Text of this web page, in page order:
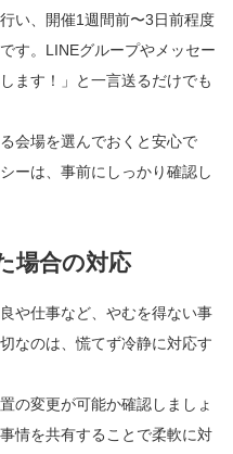
い、開催1週間前〜3日前程度
す。LINEグループやメッセー
ます！」と一言送るだけでも
会場を選んでおくと安心で
ーは、事前にしっかり確認し
場合の対応
や仕事など、やむを得ない事
なのは、慌てず冷静に対応す
の変更が可能か確認しましょ
情を共有することで柔軟に対